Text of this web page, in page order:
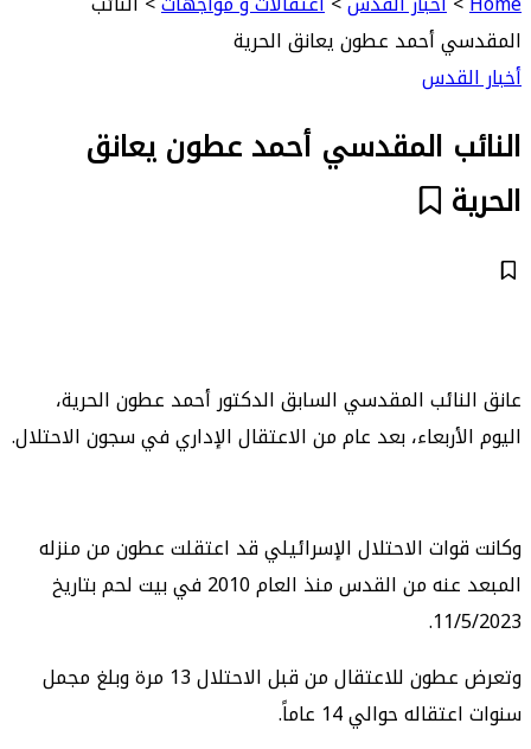
المقدسي أحمد عطون يعانق الحرية
أخبار القدس
النائب المقدسي أحمد عطون يعانق
الحرية
عانق النائب المقدسي السابق الدكتور أحمد عطون الحرية،
اليوم الأربعاء، بعد عام من الاعتقال الإداري في سجون الاحتلال.
وكانت قوات الاحتلال الإسرائيلي قد اعتقلت عطون من منزله
المبعد عنه من القدس منذ العام 2010 في بيت لحم بتاريخ
11/5/2023.
وتعرض عطون للاعتقال من قبل الاحتلال 13 مرة وبلغ مجمل
سنوات اعتقاله حوالي 14 عاماً.